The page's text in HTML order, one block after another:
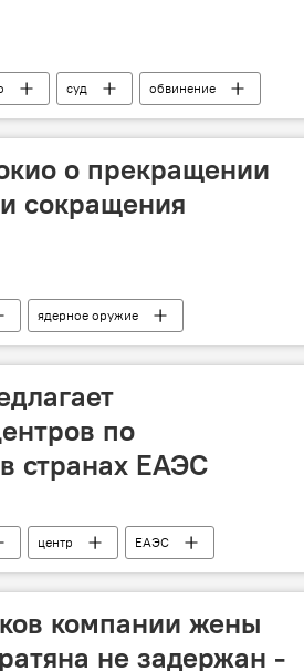
суд обвинение
о прекращении
сокращения
ядерное оружие
по
странах ЕАЭС
центр ЕАЭС
компании жены
не задержан -